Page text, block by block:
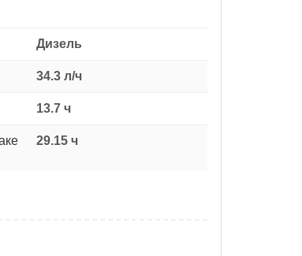
Дизель
34.3 л/ч
13.7 ч
29.15 ч